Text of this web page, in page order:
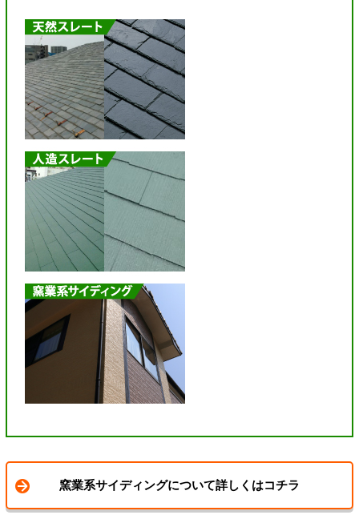
窯業系サイディングについて詳しくはコチラ